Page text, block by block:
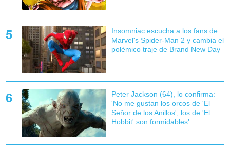
Insomniac escucha a los fans de
Marvel's Spider-Man 2 y cambia el
polémico traje de Brand New Day
Peter Jackson (64), lo confirma:
'No me gustan los orcos de 'El
Señor de los Anillos', los de 'El
Hobbit' son formidables'